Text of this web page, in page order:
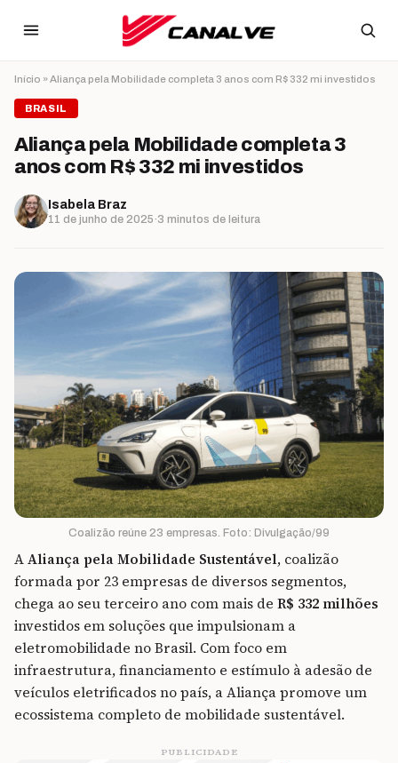
Início »Aliança pela Mobilidade completa 3 anos com R$ 332 mi investidos
BRASIL
Aliança pela Mobilidade completa 3
anos com R$ 332 mi investidos
Isabela Braz
11 de junho de 2025·3 minutos de leitura
Coalizão reúne 23 empresas. Foto: Divulgação/99
AAliança pela Mobilidade Sustentável, coalizão
formada por 23 empresas de diversos segmentos,
chega ao seu terceiro ano com mais de R$ 332 milhões
investidos em soluções que impulsionam a
eletromobilidade no Brasil. Com foco em
infraestrutura, financiamento e estímulo à adesão de
veículos eletrificados no país, a Aliança promove um
ecossistema completo de mobilidade sustentável.
PUBLICIDADE